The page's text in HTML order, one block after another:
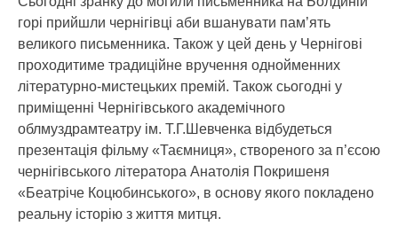
горі прийшли чернігівці аби вшанувати пам’ять
великого письменника. Також у цей день у Чернігові
проходитиме традиційне вручення однойменних
літературно-мистецьких премій. Також сьогодні у
приміщенні Чернігівського академічного
облмуздрамтеатру ім. Т.Г.Шевченка відбудеться
презентація фільму «Таємниця», створеного за п’єсою
чернігівського літератора Анатолія Покришеня
«Беатріче Коцюбинського», в основу якого покладено
реальну історію з життя митця.